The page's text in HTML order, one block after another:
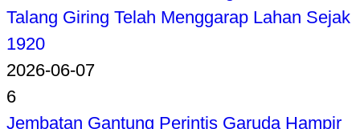
Talang Giring Telah Menggarap Lahan Sejak
1920
2026-06-07
6
Jembatan Gantung Perintis Garuda Hampir